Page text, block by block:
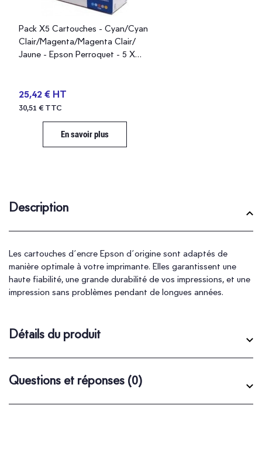
Pack X5 Cartouches - Cyan/Cyan
Clair/Magenta/Magenta Clair/
Jaune - Epson Perroquet - 5 X
25,42 € HT
30,51 € TTC
En savoir plus
Description
Les cartouches d´encre Epson d´origine sont adaptés de
manière optimale à votre imprimante. Elles garantissent une
haute fiabilité, une grande durabilité de vos impressions, et une
impression sans problèmes pendant de longues années.
Détails du produit
Questions et réponses (0)